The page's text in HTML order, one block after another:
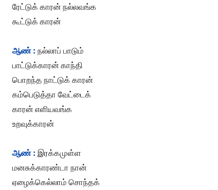
ரேட்டுக் காரன் நல்லவங்க
கூட்டுக் காரன்
ஆண் : நல்லாப் பாடும்
பாட்டுக்காரன் காந்தி
பொறந்த நாட்டுக் காரன்
கம்பெடுத்தா வேட்டைக்
காரன் எளியவங்க
உறவுக்காரன்
ஆண் : இரக்கமுள்ள
மனசுக்காரண்டா நான்
ஏழைக்கெல்லாம் சொந்தக்